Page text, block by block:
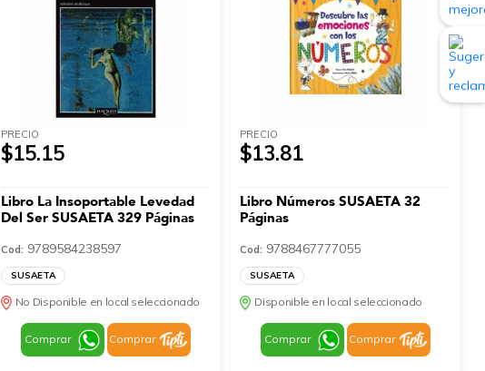
PRECIO
$15.15
Libro La Insoportable Levedad
Del Ser SUSAETA 329 Páginas
Cod: 9789584238597
SUSAETA
No Disponible en local seleccionado
Comprar Comprar
PRECIO
$13.81
Libro Números SUSAETA 32
Páginas
Cod: 9788467777055
SUSAETA
Disponible en local seleccionado
Comprar Comprar